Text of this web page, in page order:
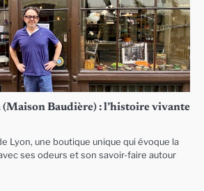
Baudière) : l’histoire vivante
Lyon, une boutique unique qui évoque la
ses odeurs et son savoir-faire autour